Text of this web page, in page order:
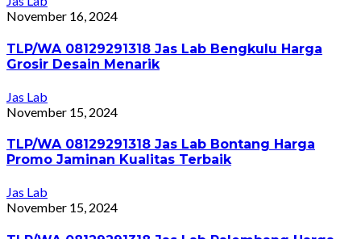
November 16, 2024
TLP/WA 08129291318 Jas Lab Bengkulu Harga
Grosir Desain Menarik
Jas Lab
November 15, 2024
TLP/WA 08129291318 Jas Lab Bontang Harga
Promo Jaminan Kualitas Terbaik
Jas Lab
November 15, 2024